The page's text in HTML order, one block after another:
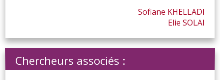
Sofiane KHELLADI
Elie SOLAI
Chercheurs associés :